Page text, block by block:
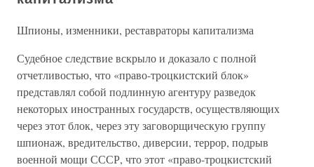
Шпионы, изменники, реставраторы капитализма
Судебное следствие вскрыло и доказало с полной
отчетливостью, что «право-троцкистский блок»
представлял собой подлинную агентуру разведок
некоторых иностранных государств, осуществляющих
через этот блок, через эту заговорщическую группу
шпионаж, вредительство, диверсии, террор, подрыв
военной мощи СССР, что этот «право-троцкистский